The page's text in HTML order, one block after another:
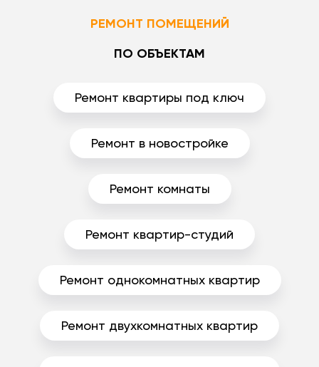
РЕМОНТ ПОМЕЩЕНИЙ
ПО ОБЪЕКТАМ
Ремонт квартиры под ключ
Ремонт в новостройке
Ремонт комнаты
Ремонт квартир-студий
Ремонт однокомнатных квартир
Ремонт двухкомнатных квартир